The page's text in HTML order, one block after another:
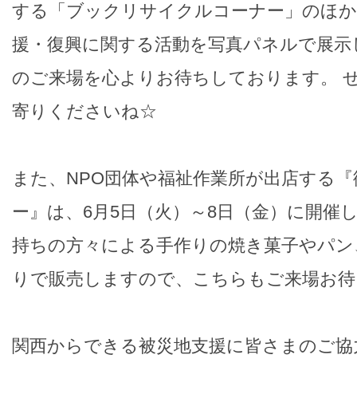
する「ブックリサイクルコーナー」のほ
援・復興に関する活動を写真パネルで展
のご来場を心よりお待ちしております。
寄りくださいね☆
また、NPO団体や福祉作業所が出店する
ー』は、6月5日（火）～8日（金）に開催
持ちの方々による手作りの焼き菓子やパ
りで販売しますので、こちらもご来場お
関西からできる被災地支援に皆さまのご